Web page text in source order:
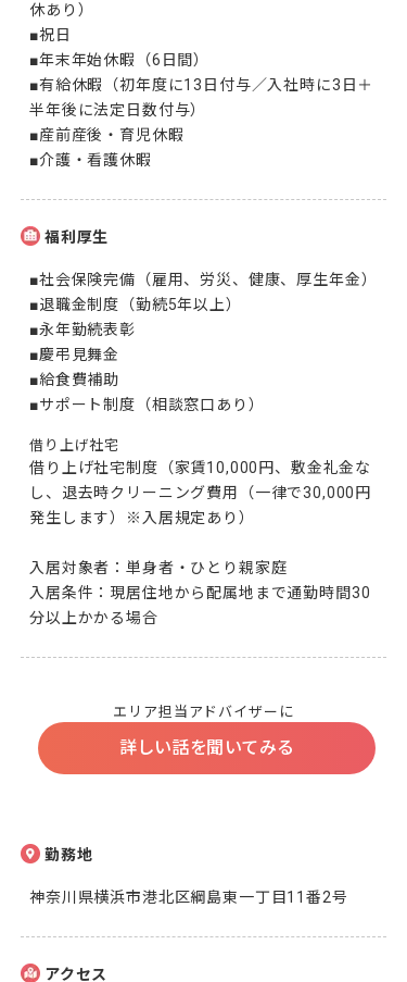
休あり）
■祝日
■年末年始休暇（6日間）
■有給休暇（初年度に13日付与／入社時に3日＋
半年後に法定日数付与）
■産前産後・育児休暇
■介護・看護休暇
福利厚生
■社会保険完備（雇用、労災、健康、厚生年金）
■退職金制度（勤続5年以上）
■永年勤続表彰
■慶弔見舞金
■給食費補助
■サポート制度（相談窓口あり）
借り上げ社宅
借り上げ社宅制度（家賃10,000円、敷金礼金な
し、退去時クリーニング費用（一律で30,000円
発生します）※入居規定あり）
入居対象者：単身者・ひとり親家庭
入居条件：現居住地から配属地まで通勤時間30
分以上かかる場合
エリア担当アドバイザーに
詳しい話を聞いてみる
勤務地
神奈川県横浜市港北区綱島東一丁目11番2号
アクセス